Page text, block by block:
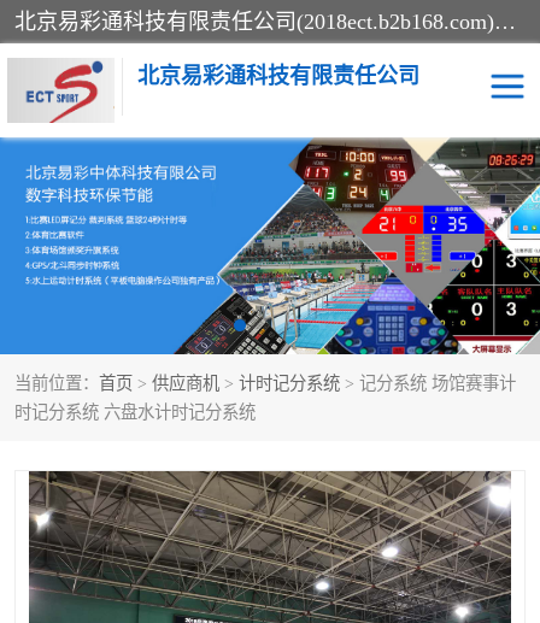
北京易彩通科技有限责任公司(2018ect.b2b168.com)主要提供陕西计时记分系统，全国统一热线：15611947915.北京易彩通科技有限责任公司有一支长期从事智能控制系统研发的高素质的队伍，具有嵌入式系统，视频系统、通信系统、网络系统，体育计时系统的知识和技能。强力打造体育比赛计时计分系统、智能升降旗系统、标准时钟系统、赛事编排及信息发布系统，为用户提供较新的，较廉价的，应用解决方案。
北京易彩通科技有限责任公司
当前位置： 首页 > 供应商机 > 计时记分系统 > 记分系统 场馆赛事计
时记分系统 六盘水计时记分系统
记分系统 游泳计时系统
智能颁奖旗系统 GPS同步时钟系统
计时计分及成绩处理系统 计时记分系统
体育场馆影像采集回放系 游泳馆水下摄影采集救生